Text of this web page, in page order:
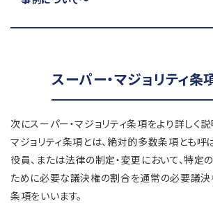
スーパー・マジョリティ条
次にスーパー・マジョリティ条項をより詳しく説
マジョリティ条項とは、絶対的多数条項とも呼
役員、または法律の制定・変更において、特定
ために必要な議決権の割合を通常の必要議
条項をいいます。